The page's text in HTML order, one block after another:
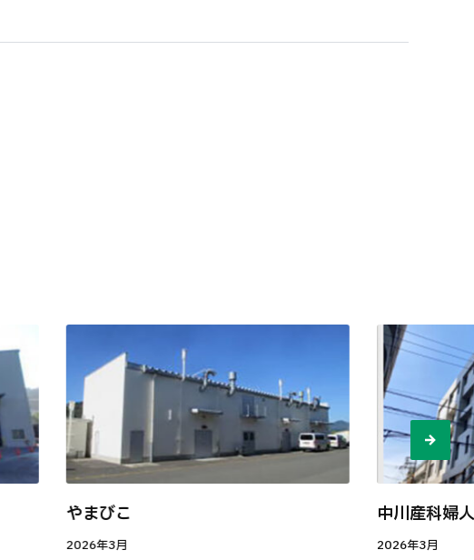
やまびこ
2026年3月
中川産科婦
2026年3月